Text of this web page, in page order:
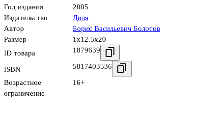
Год издания
2005
Издательство
Диля
Автор
Борис Васильевич Болотов
Размер
1x12.5x20
ID товара
1879639
ISBN 5817403536
Возрастное
ограничение
16+